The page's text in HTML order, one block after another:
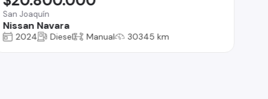
San Joaquín
Nissan Navara
2024 Diesel Manual 30345 km